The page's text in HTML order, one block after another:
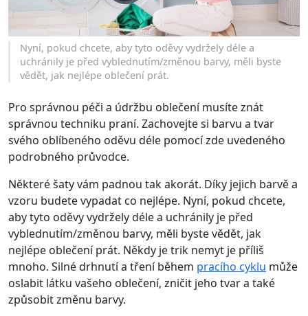
Nyní, pokud chcete, aby tyto oděvy vydržely déle a
uchránily je před vyblednutím/změnou barvy, měli byste
vědět, jak nejlépe oblečení prát.
Pro správnou péči a údržbu oblečení musíte znát
správnou techniku praní. Zachovejte si barvu a tvar
svého oblíbeného oděvu déle pomocí zde uvedeného
podrobného průvodce.
Některé šaty vám padnou tak akorát. Díky jejich barvě a
vzoru budete vypadat co nejlépe. Nyní, pokud chcete,
aby tyto oděvy vydržely déle a uchránily je před
vyblednutím/změnou barvy, měli byste vědět, jak
nejlépe oblečení prát. Někdy je trik nemyt je příliš
mnoho. Silné drhnutí a tření během pracího cyklu může
oslabit látku vašeho oblečení, zničit jeho tvar a také
způsobit změnu barvy.